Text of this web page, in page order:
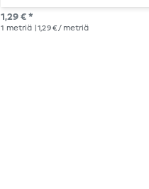
1,29 € *
1 metriä | 1,29 € / metriä